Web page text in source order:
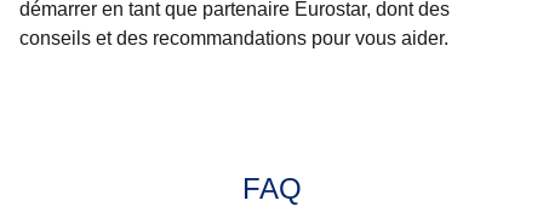
démarrer en tant que partenaire Eurostar, dont des
conseils et des recommandations pour vous aider.
FAQ